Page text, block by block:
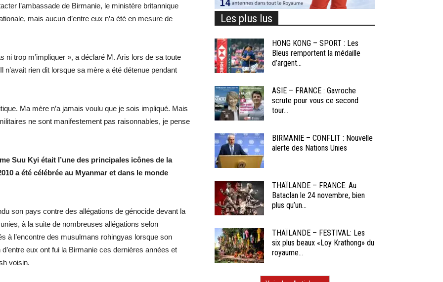
l’ambassade de Birmanie, le ministère britannique
mais aucun d’entre eux n’a été en mesure de
trop m’impliquer », a déclaré M. Aris lors de sa toute
rien dit lorsque sa mère a été détenue pendant
Ma mère n’a jamais voulu que je sois impliqué. Mais
ne sont manifestement pas raisonnables, je pense
Suu Kyi était l’une des principales icônes de la
a été célébrée au Myanmar et dans le monde
son pays contre des allégations de génocide devant la
à la suite de nombreuses allégations selon
à l’encontre des musulmans rohingyas lorsque son
eux ont fui la Birmanie ces dernières années et
voisin.
Les plus lus
HONG KONG – SPORT : Les
Bleus remportent la médaille
d’argent...
ASIE – FRANCE : Gavroche
scrute pour vous ce second
tour...
BIRMANIE – CONFLIT : Nouvelle
alerte des Nations Unies
THAÏLANDE – FRANCE: Au
Bataclan le 24 novembre, bien
plus qu’un...
THAÏLANDE – FESTIVAL: Les
six plus beaux «Loy Krathong» du
royaume...